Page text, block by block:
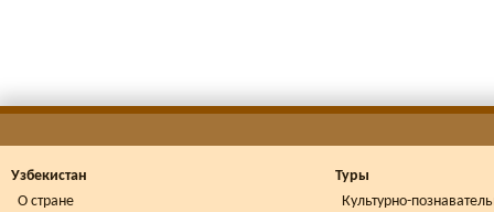
Узбекистан
О стране
Туры
Культурно-